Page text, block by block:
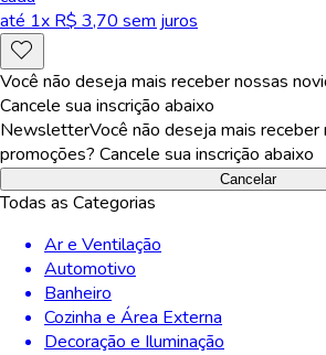
até 1x R$ 3,70 sem juros
Você não deseja mais receber nossas
Cancele sua inscrição abaixo
NewsletterVocê não deseja mais
promoções? Cancele sua inscrição abaixo
Cancelar
Todas as Categorias
Ar e Ventilação
Automotivo
Banheiro
Cozinha e Área Externa
Decoração e Iluminação